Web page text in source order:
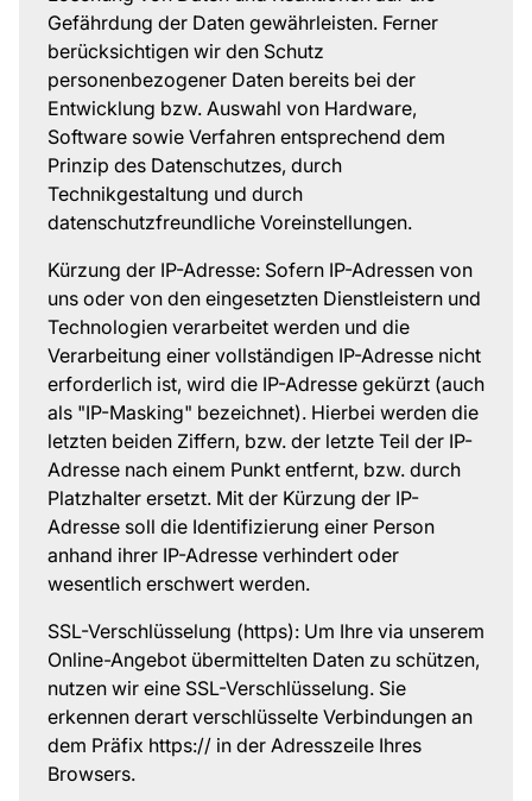
Gefährdung der Daten gewährleisten. Ferner
berücksichtigen wir den Schutz
personenbezogener Daten bereits bei der
Entwicklung bzw. Auswahl von Hardware,
Software sowie Verfahren entsprechend dem
Prinzip des Datenschutzes, durch
Technikgestaltung und durch
datenschutzfreundliche Voreinstellungen.
Kürzung der IP-Adresse: Sofern IP-Adressen von
uns oder von den eingesetzten Dienstleistern und
Technologien verarbeitet werden und die
Verarbeitung einer vollständigen IP-Adresse nicht
erforderlich ist, wird die IP-Adresse gekürzt (auch
als "IP-Masking" bezeichnet). Hierbei werden die
letzten beiden Ziffern, bzw. der letzte Teil der IP-
Adresse nach einem Punkt entfernt, bzw. durch
Platzhalter ersetzt. Mit der Kürzung der IP-
Adresse soll die Identifizierung einer Person
anhand ihrer IP-Adresse verhindert oder
wesentlich erschwert werden.
SSL-Verschlüsselung (https): Um Ihre via unserem
Online-Angebot übermittelten Daten zu schützen,
nutzen wir eine SSL-Verschlüsselung. Sie
erkennen derart verschlüsselte Verbindungen an
dem Präfix https:// in der Adresszeile Ihres
Browsers.